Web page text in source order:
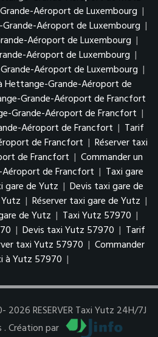
Aéroport de Luxembourg |
Aéroport de Luxembourg |
Aéroport de Luxembourg |
Aéroport de Luxembourg |
Aéroport de Luxembourg |
Hettange-Grande-Aéroport de
Grande-Aéroport de Francfort
Grande-Aéroport de Francfort |
Aéroport de Francfort | Tarif
de Francfort | Réserver taxi
de Francfort | Commander un
de Francfort | Taxi gare
gare de Yutz | Devis taxi gare de
| Réserver taxi gare de Yutz |
de Yutz | Taxi Yutz 57970 |
| Devis taxi Yutz 57970 | Tarif
taxi Yutz 57970 | Commander
à Yutz 57970 |
RESERVER Taxi Yutz 24H/7J
. Création par